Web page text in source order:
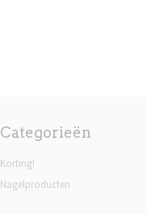
Categorieën
Korting!
Nagelproducten